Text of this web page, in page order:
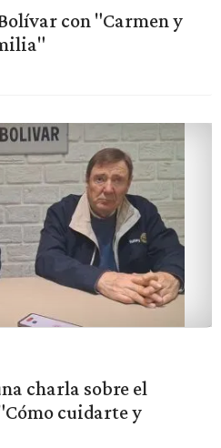
con "Carmen y
charla sobre el
cuidarte y